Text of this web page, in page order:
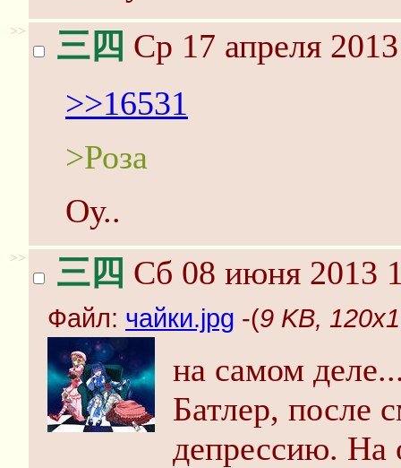
>> 三四 Ср 17 апреля
>>16531
>Роза
Оу..
>> 三四 Сб 08 июня 2013
Файл: чайки.jpg -(9 KB,
на самом
Батлер, после
депрессию. На